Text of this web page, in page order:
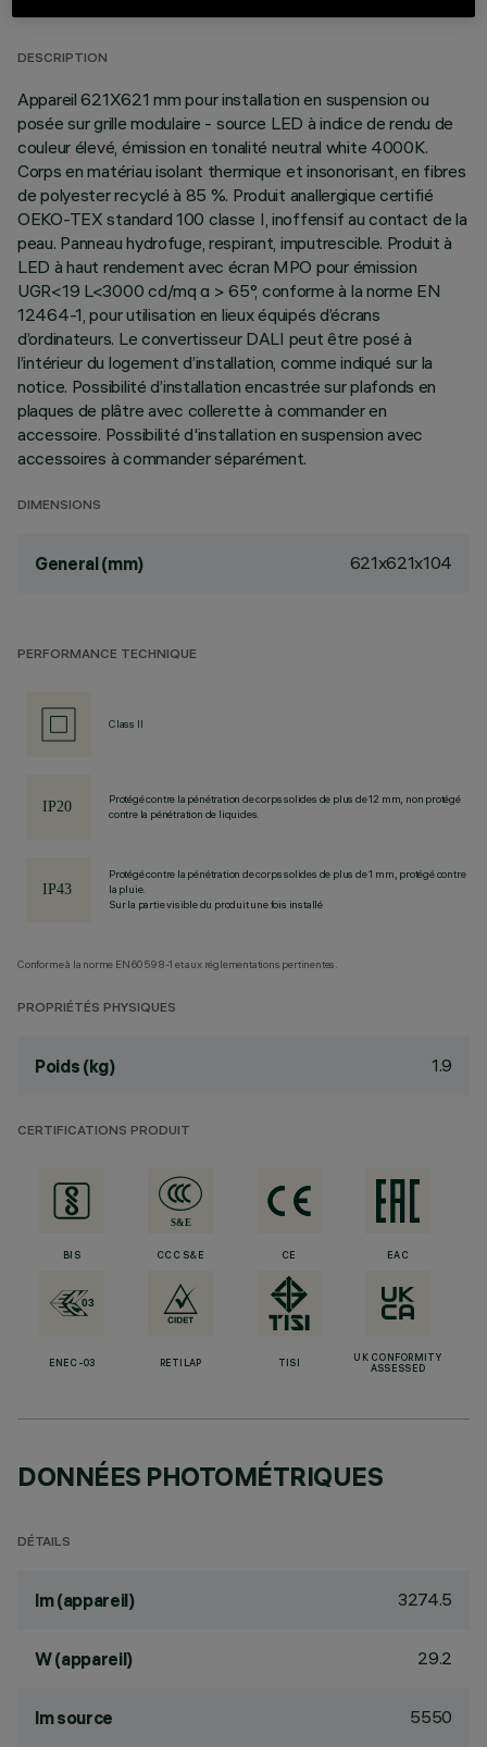
DESCRIPTION
Appareil 621X621 mm pour installation en suspension ou
posée sur grille modulaire - source LED à indice de rendu de
couleur élevé, émission en tonalité neutral white 4000K.
Corps en matériau isolant thermique et insonorisant, en fibres
de polyester recyclé à 85 %. Produit anallergique certifié
OEKO-TEX standard 100 classe I, inoffensif au contact de la
peau. Panneau hydrofuge, respirant, imputrescible. Produit à
LED à haut rendement avec écran MPO pour émission
UGR<19 L<3000 cd/mq α > 65°, conforme à la norme EN
12464-1, pour utilisation en lieux équipés d’écrans
d’ordinateurs. Le convertisseur DALI peut être posé à
l’intérieur du logement d’installation, comme indiqué sur la
notice. Possibilité d’installation encastrée sur plafonds en
plaques de plâtre avec collerette à commander en
accessoire. Possibilité d'installation en suspension avec
accessoires à commander séparément.
DIMENSIONS
General (mm) 621x621x104
PERFORMANCE TECHNIQUE
Class II
Protégé contre la pénétration de corps solides de plus de 12 mm, non protégé
contre la pénétration de liquides.
Protégé contre la pénétration de corps solides de plus de 1 mm, protégé contre
la pluie.
Sur la partie visible du produit une fois installé
Conforme à la norme EN60598-1 et aux réglementations pertinentes.
PROPRIÉTÉS PHYSIQUES
Poids (kg) 1.9
CERTIFICATIONS PRODUIT
BIS CCC S&E CE EAC
ENEC-03 RETILAP TISI
UK CONFORMITY
ASSESSED
DONNÉES PHOTOMÉTRIQUES
DÉTAILS
lm (appareil) 3274.5
W (appareil) 29.2
lm source 5550